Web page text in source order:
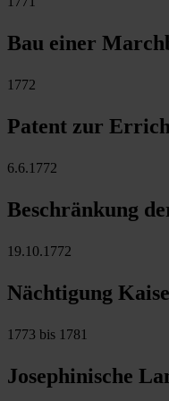
Bau einer
1772
Patent zur
6.6.1772
Beschränkung
19.10.1772
Nächtigung
1773 bis 1781
Josephinische